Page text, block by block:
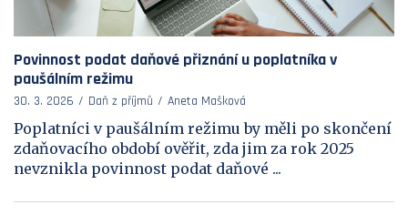
Povinnost podat daňové přiznání u poplatníka v
paušálním režimu
30. 3. 2026 Daň z příjmů Aneta Mašková
Poplatníci v paušálním režimu by měli po skončení
zdaňovacího období ověřit, zda jim za rok 2025
nevznikla povinnost podat daňové ...